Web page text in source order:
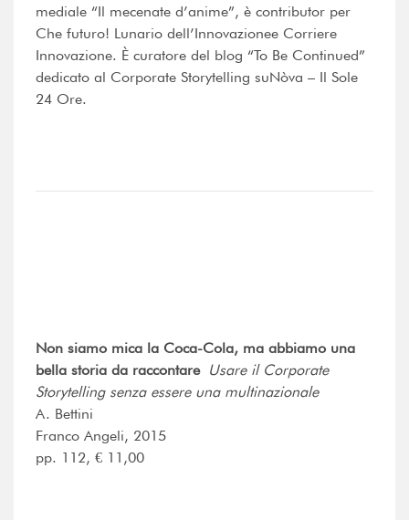
mediale “Il mecenate d’anime”, è contributor per
Che futuro! Lunario dell’Innovazionee Corriere
Innovazione. È curatore del blog “To Be Continued”
dedicato al Corporate Storytelling suNòva – Il Sole
24 Ore.
Non siamo mica la Coca-Cola, ma abbiamo una
bella storia da raccontare Usare il Corporate
Storytelling senza essere una multinazionale
A. Bettini
Franco Angeli, 2015
pp. 112, € 11,00